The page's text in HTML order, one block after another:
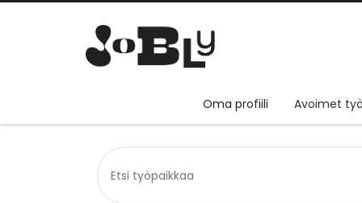
Oma profiili Avoimet